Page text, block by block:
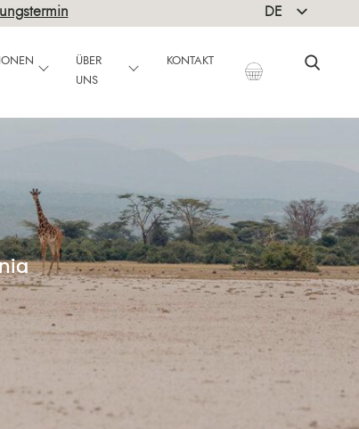
DE
ÜBER
UNS
KONTAKT